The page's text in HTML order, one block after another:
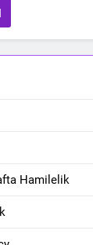
Hamilelik